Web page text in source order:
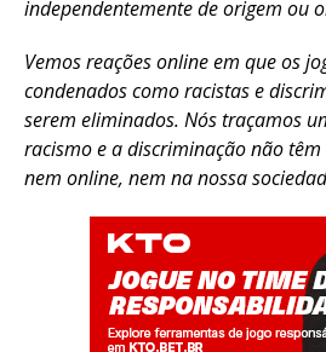
independentemente de origem ou
Vemos reações online em que os
condenados como racistas e
serem eliminados. Nós traçamos
racismo e a discriminação não
nem online, nem na nossa